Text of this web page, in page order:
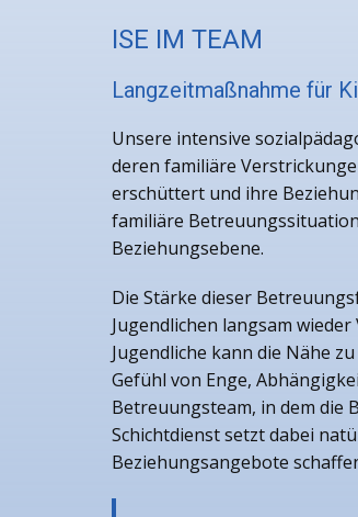
ISE IM TEAM
Langzeitmaßnahme für
Unsere intensive
deren familiäre
erschüttert und ihre
familiäre
Beziehungsebene.
Die Stärke dieser
Jugendlichen langsam
Jugendliche kann die Nähe
Gefühl von Enge,
Betreuungsteam, in dem die
Schichtdienst setzt dabei
Beziehungsangebote